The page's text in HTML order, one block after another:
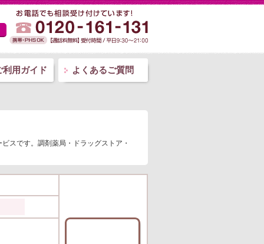
利用ガイド よくあるご質問
スです。調剤薬局・ドラッグストア・